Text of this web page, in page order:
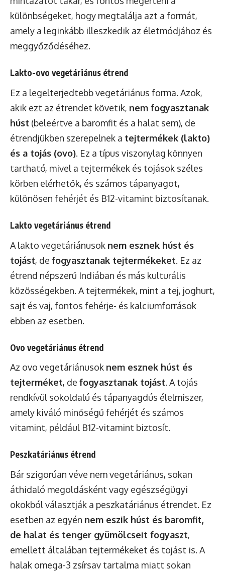
különbségeket, hogy megtalálja azt a formát,
amely a leginkább illeszkedik az életmódjához és
meggyőződéséhez.
Lakto-ovo vegetáriánus étrend
Ez a legelterjedtebb vegetáriánus forma. Azok,
akik ezt az étrendet követik, nem fogyasztanak
húst (beleértve a baromfit és a halat sem), de
étrendjükben szerepelnek a tejtermékek (lakto)
és a tojás (ovo). Ez a típus viszonylag könnyen
tartható, mivel a tejtermékek és tojások széles
körben elérhetők, és számos tápanyagot,
különösen fehérjét és B12-vitamint biztosítanak.
Lakto vegetáriánus étrend
A lakto vegetáriánusok nem esznek húst és
tojást, de fogyasztanak tejtermékeket. Ez az
étrend népszerű Indiában és más kulturális
közösségekben. A tejtermékek, mint a tej, joghurt,
sajt és vaj, fontos fehérje- és kalciumforrások
ebben az esetben.
Ovo vegetáriánus étrend
Az ovo vegetáriánusok nem esznek húst és
tejterméket, de fogyasztanak tojást. A tojás
rendkívül sokoldalú és tápanyagdús élelmiszer,
amely kiváló minőségű fehérjét és számos
vitamint, például B12-vitamint biztosít.
Peszkatáriánus étrend
Bár szigorúan véve nem vegetáriánus, sokan
áthidaló megoldásként vagy egészségügyi
okokból választják a peszkatáriánus étrendet. Ez
esetben az egyén nem eszik húst és baromfit,
de halat és tenger gyümölcseit fogyaszt,
emellett általában tejtermékeket és tojást is. A
halak omega-3 zsírsav tartalma miatt sokan